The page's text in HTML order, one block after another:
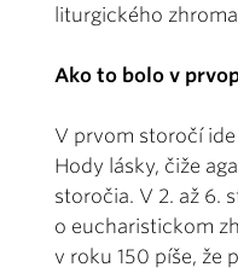
liturgického
Ako to bolo v
V prvom storočí
Hody lásky, čiže
storočia. V 2. až 6.
o eucharistickom
v roku 150 píše, že